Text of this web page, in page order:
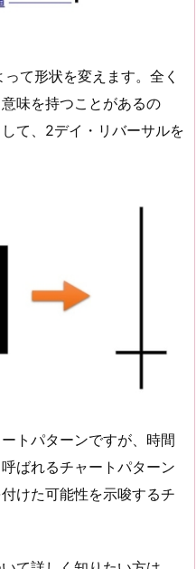
て形状を変えます。全く
味を持つことがあるの
て、2デイ・リバーサルを
トパターンですが、時間
ばれるチャートパターン
けた可能性を示唆するチ